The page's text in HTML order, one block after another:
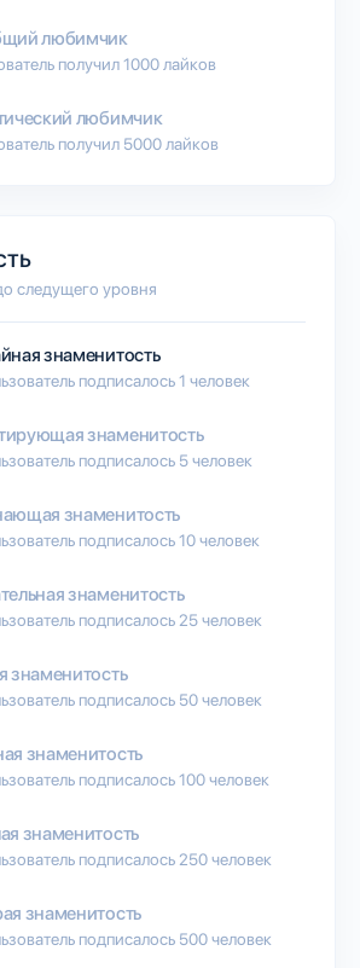
любимчик
получил 1000 лайков
любимчик
получил 5000 лайков
следущего уровня
знаменитость
подписалось 1 человек
знаменитость
подписалось 5 человек
знаменитость
подписалось 10 человек
знаменитость
подписалось 25 человек
знаменитость
подписалось 50 человек
знаменитость
подписалось 100 человек
знаменитость
подписалось 250 человек
знаменитость
подписалось 500 человек